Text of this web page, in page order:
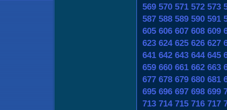
569 570 571 572 573
587 588 589 590 591
605 606 607 608 609
623 624 625 626 627
641 642 643 644 645
659 660 661 662 663
677 678 679 680 681
695 696 697 698 699
713 714 715 716 717